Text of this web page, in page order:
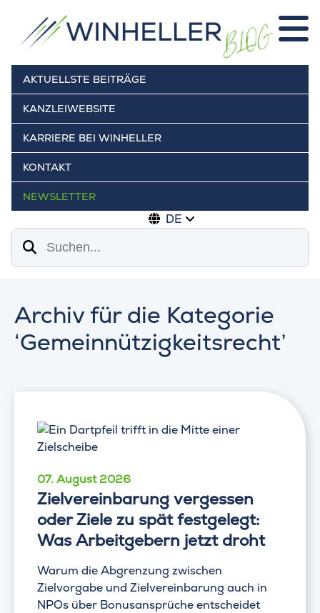
AKTUELLSTE BEITRÄGE
KANZLEIWEBSITE
KARRIERE BEI WINHELLER
KONTAKT
NEWSLETTER
DE
Suchen
Archiv für die Kategorie
‘Gemeinnützigkeitsrecht’
07. August 2026
Zielvereinbarung vergessen
oder Ziele zu spät festgelegt:
Was Arbeitgebern jetzt droht
Warum die Abgrenzung zwischen
Zielvorgabe und Zielvereinbarung auch in
NPOs über Bonusansprüche entscheidet